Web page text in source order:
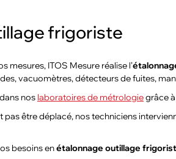
frigoriste
mesures, ITOS Mesure réalise l’
vacuomètres, détecteurs de fuites,
nos laboratoires de métrologiegrâce
être déplacé, nos techniciens
besoins enétalonnage outillage